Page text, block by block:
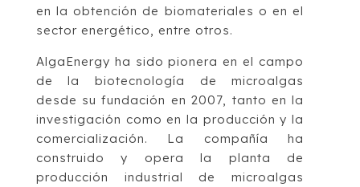
en la obtención de biomateriales o en el
sector energético, entre otros.
AlgaEnergy ha sido pionera en el campo
de la biotecnología de microalgas
desde su fundación en 2007, tanto en la
investigación como en la producción y la
comercialización. La compañía ha
construido y opera la planta de
producción industrial de microalgas